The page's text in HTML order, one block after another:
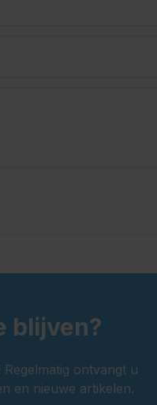
blijven?
ontvangt u
en nieuwe artikelen.